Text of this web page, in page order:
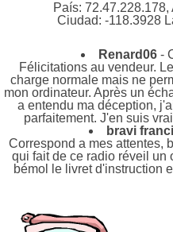
País:
Ciudad: -118.3928
Renard06-
Félicitations au vendeur.
charge normale mais ne
mon ordinateur. Après un
a entendu ma déception,
parfaitement. J'en suis
bravi
Correspond a mes attentes,
qui fait de ce radio réveil un
bémol le livret d'instruction